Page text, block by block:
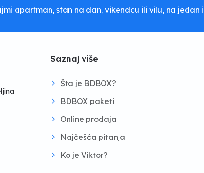
apartman, stan na dan, vikendcu ili vilu, na jedan
Saznaj više
Šta je BDBOX?
BDBOX paketi
Online prodaja
Najčešća pitanja
Ko je Viktor?